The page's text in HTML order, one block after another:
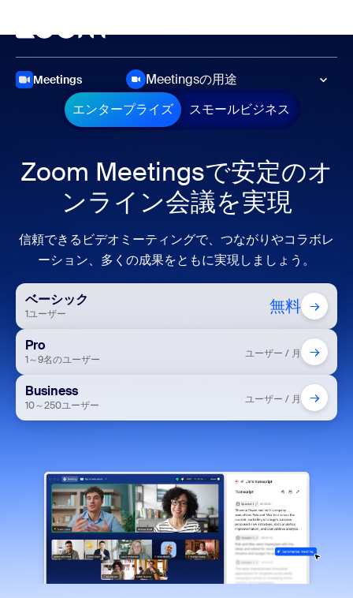
Meetings
Meetingsの用途
エンタープライズ
スモールビジネス
Zoom Meetingsで安定のオ
ンライン会議を実現
信頼できるビデオミーティングで、つながりやコラボレ
ーション、多くの成果をともに実現しましょう。
ベーシック
1ユーザー 無料 →
Pro
1～9名のユーザー ユーザー / 月 →
Business
10～250ユーザー ユーザー / 月 →